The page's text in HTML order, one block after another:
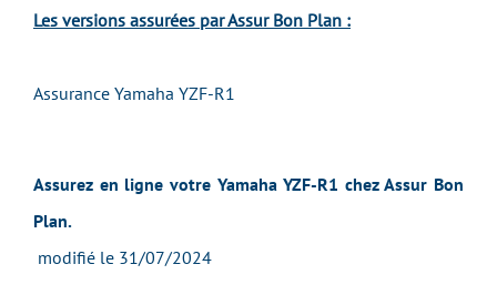
Les versions assurées par Assur Bon Plan :
Assurance Yamaha YZF-R1
Assurez en ligne votre Yamaha YZF-R1 chez Assur Bon
Plan.
modifié le 31/07/2024